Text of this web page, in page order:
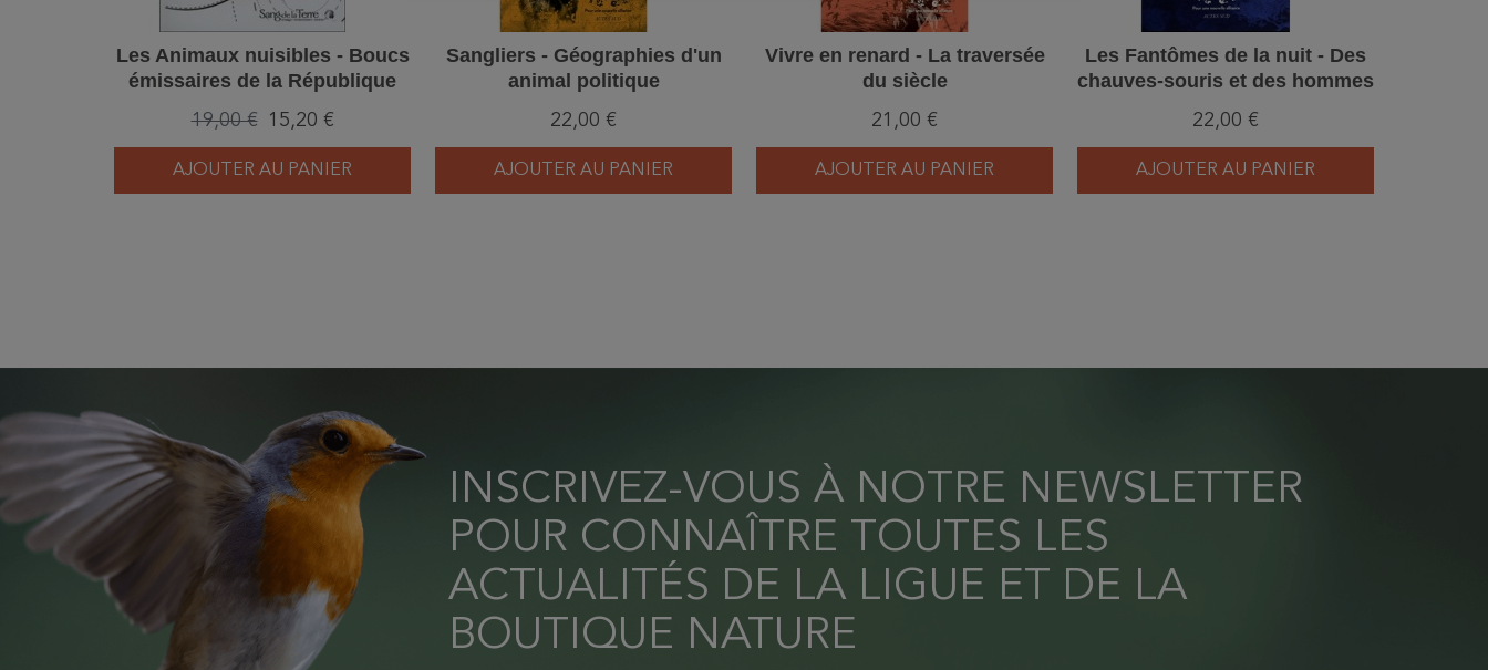
Les Animaux nuisibles - Boucs
émissaires de la République
19,00 € 15,20 €
AJOUTER AU PANIER
Sangliers - Géographies d'un
animal politique
22,00 €
AJOUTER AU PANIER
Vivre en renard - La traversée
du siècle
21,00 €
AJOUTER AU PANIER
Les Fantômes de la nuit - Des
chauves-souris et des hommes
22,00 €
AJOUTER AU PANIER
INSCRIVEZ-VOUS À NOTRE NEWSLETTER
POUR CONNAÎTRE TOUTES LES
ACTUALITÉS DE LA LIGUE ET DE LA
BOUTIQUE NATURE